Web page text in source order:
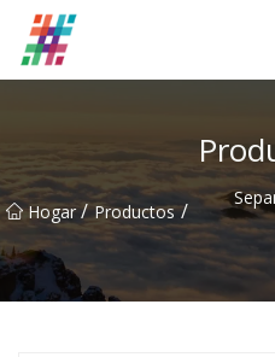
Hogar/ Productos /